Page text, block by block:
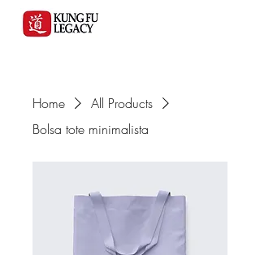
Home
All Products
Bolsa tote minimalista